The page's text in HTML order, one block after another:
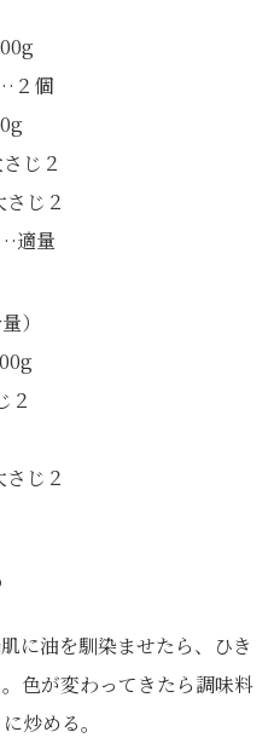
個
じ２
じ２
量
）
じ２
に油を馴染ませたら、ひき
色が変わってきたら調味料
炒める。